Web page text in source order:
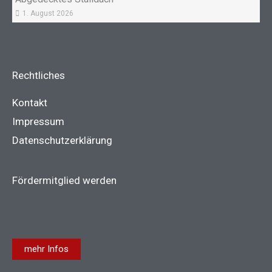
1. August 2026
Rechtliches
Kontakt
Impressum
Datenschutzerklärung
Fördermitglied werden
mehr Infos